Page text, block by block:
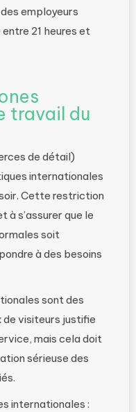
employeurs
21 heures et
travail du
de détail)
internationales
Cette restriction
à s’assurer que le
soit
à des besoins
sont des
de visiteurs justifie
mais cela doit
sérieuse des
internationales :